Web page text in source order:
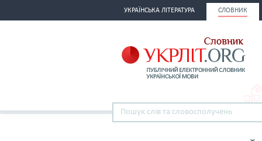
УКРАЇНСЬКА ЛІТЕРАТУРА СЛОВНИК